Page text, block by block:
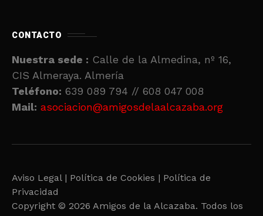
CONTACTO
Nuestra sede : Calle de la Almedina, nº 16,
CIS Almeraya. Almería
Teléfono: 639 089 794 // 608 047 008
Mail: asociacion@amigosdelaalcazaba.org
Aviso Legal | Política de Cookies | Política de
Privacidad
Copyright © 2026 Amigos de la Alcazaba. Todos los